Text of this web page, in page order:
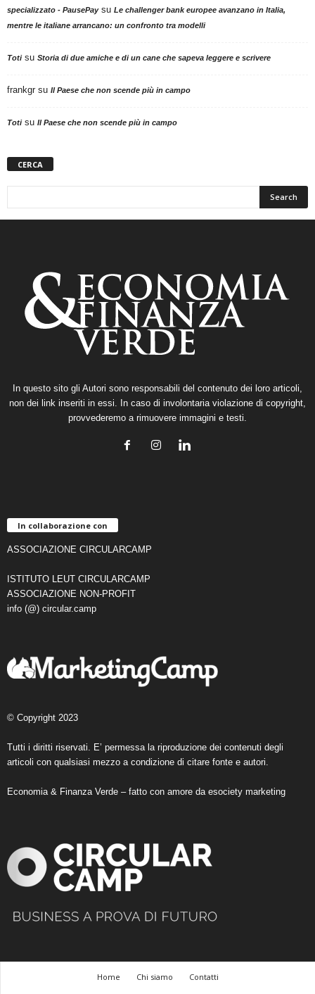
specializzato - PausePaysu Le challenger bank europee avanzano in Italia,
mentre le italiane arrancano: un confronto tra modelli
Totisu Storia di due amiche e di un cane che sapeva leggere e scrivere
frankgr su Il Paese che non scende più in campo
Totisu Il Paese che non scende più in campo
CERCA
In questo sito gli Autori sono responsabili del contenuto dei loro articoli,
non dei link inseriti in essi. In caso di involontaria violazione di copyright,
provvederemo a rimuovere immagini e testi.
In collaborazione con
ASSOCIAZIONE CIRCULARCAMP
ISTITUTO LEUT CIRCULARCAMP
ASSOCIAZIONE NON-PROFIT
info (@) circular.camp
© Copyright 2023
Tutti i diritti riservati. E’ permessa la riproduzione dei contenuti degli
articoli con qualsiasi mezzo a condizione di citare fonte e autori.
Economia & Finanza Verde – fatto con amore da esociety marketing
Home Chi siamo
Contatti